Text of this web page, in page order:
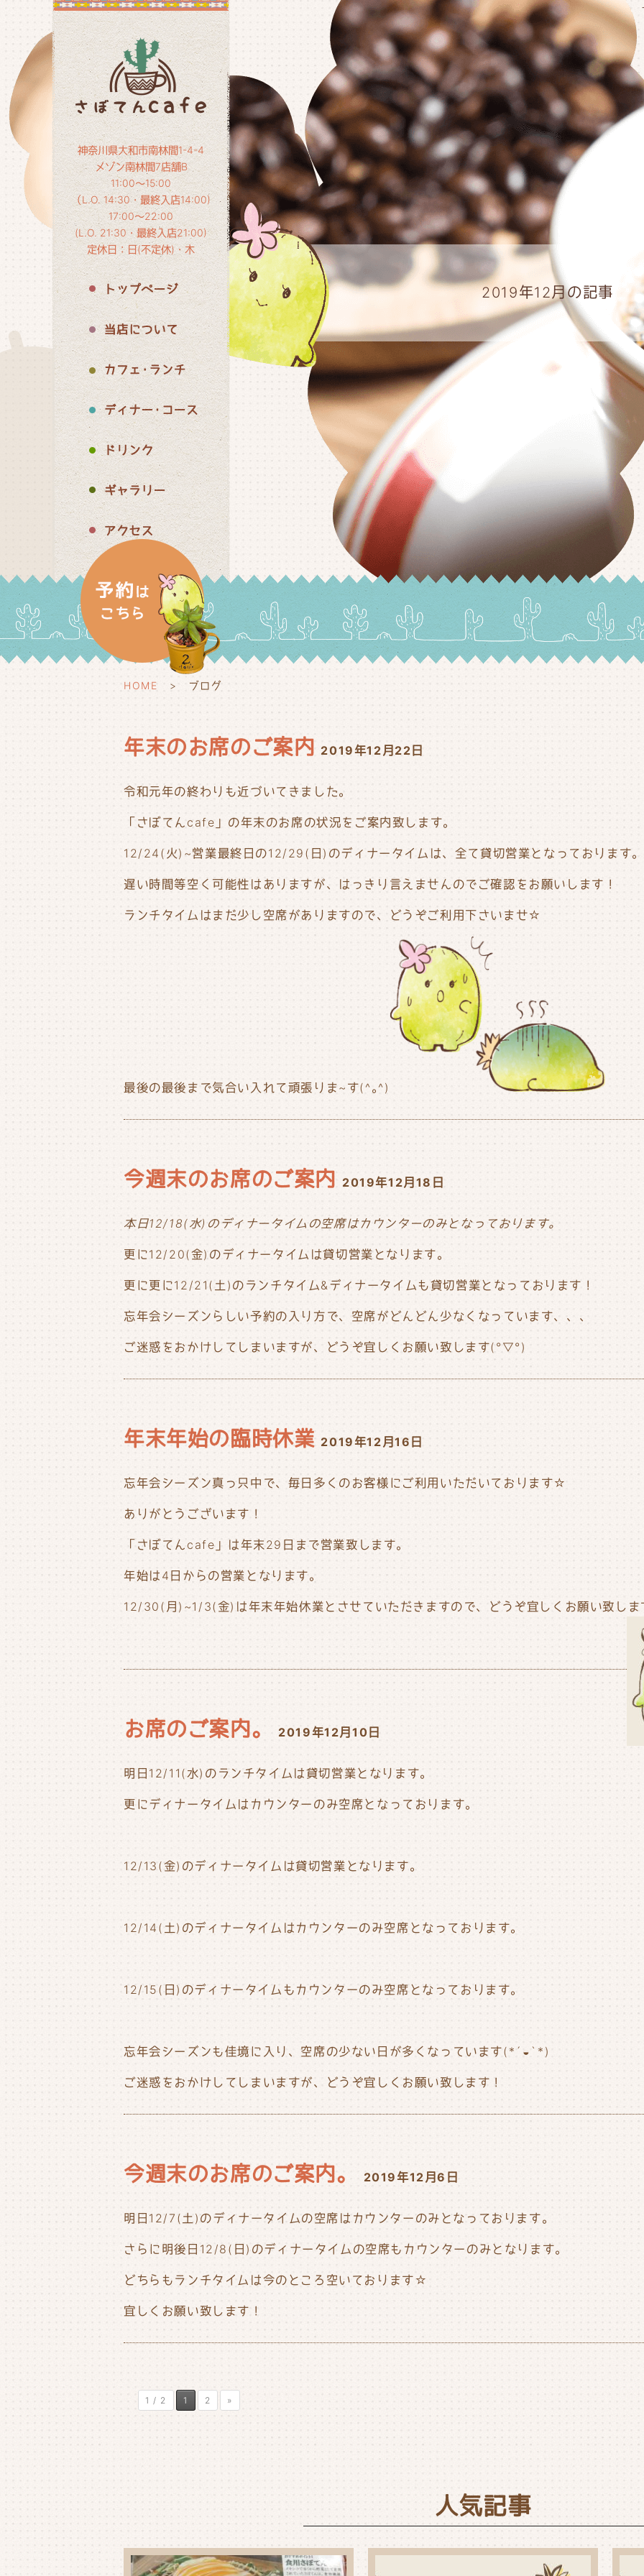
神奈川県大和市南林間1-4-4
メゾン南林間7店舗B
11:00～15:00
（L.O. 14:30・最終入店14:00)
17:00～22:00
(L.O. 21:30・最終入店21:00)
定休日：日(不定休)・木
2019年12月の記事
HOME ブログ
年末のお席のご案内 2019年12月22日
令和元年の終わりも近づいてきました。
「さぼてんcafe」の年末のお席の状況をご案内致します。
12/24(火)~営業最終日の12/29(日)のディナータイムは、全て貸切営業となっております。
遅い時間等空く可能性はありますが、はっきり言えませんのでご確認をお願いします！
ランチタイムはまだ少し空席がありますので、どうぞご利用下さいませ☆
最後の最後まで気合い入れて頑張りま~す(^｡^)
今週末のお席のご案内 2019年12月18日
本日12/18(水)のディナータイムの空席はカウンターのみとなっております。
更に12/20(金)のディナータイムは貸切営業となります。
更に更に12/21(土)のランチタイム&ディナータイムも貸切営業となっております！
忘年会シーズンらしい予約の入り方で、空席がどんどん少なくなっています、、、
ご迷惑をおかけしてしまいますが、どうぞ宜しくお願い致します(°▽°)
年末年始の臨時休業 2019年12月16日
忘年会シーズン真っ只中で、毎日多くのお客様にご利用いただいております☆
ありがとうございます！
「さぼてんcafe」は年末29日まで営業致します。
年始は4日からの営業となります。
12/30(月)~1/3(金)は年末年始休業とさせていただきますので、どうぞ宜しくお願い致し
お席のご案内。 2019年12月10日
明日12/11(水)のランチタイムは貸切営業となります。
更にディナータイムはカウンターのみ空席となっております。
12/13(金)のディナータイムは貸切営業となります。
12/14(土)のディナータイムはカウンターのみ空席となっております。
12/15(日)のディナータイムもカウンターのみ空席となっております。
忘年会シーズンも佳境に入り、空席の少ない日が多くなっています(*´◒`*)
ご迷惑をおかけしてしまいますが、どうぞ宜しくお願い致します！
今週末のお席のご案内。 2019年12月6日
明日12/7(土)のディナータイムの空席はカウンターのみとなっております。
さらに明後日12/8(日)のディナータイムの空席もカウンターのみとなります。
どちらもランチタイムは今のところ空いております☆
宜しくお願い致します！
1 / 2 1 2 »
人気記事